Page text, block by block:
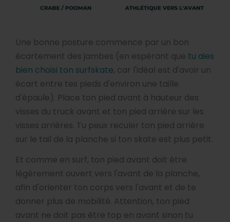
Une bonne posture commence par un bon
écartement des jambes (en espérant que tu aies
bien choisi ton surfskate, car l'idéal est d'avoir un
écart entre tes pieds d'environ une taille
d'épaule). Place ton pied avant à hauteur des
visses du truck avant et ton pied arrière sur les
visses arrières. Tu peux reculer ton pied arrière
sur le tail de la planche si ton skate est plus petit.
Et comme en surf, ton pied avant doit être
légèrement ouvert vers l'avant de la planche,
afin d'orienter ton corps vers l'avant et de te
donner plus de mobilité. Attention, ton pied
avant ne doit pas être top en avant sinon tu